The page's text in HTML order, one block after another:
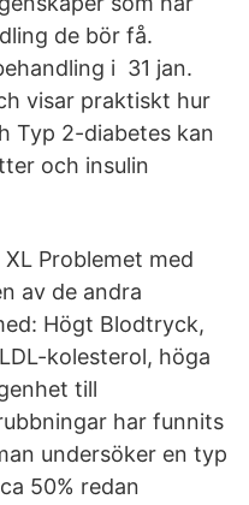
de bör få.
i 31 jan.
visar praktiskt hur
Typ 2-​diabetes kan
och insulin
Problemet med
av de andra
Högt Blodtryck,
kolesterol, höga
till
har funnits
undersöker en typ
50% redan